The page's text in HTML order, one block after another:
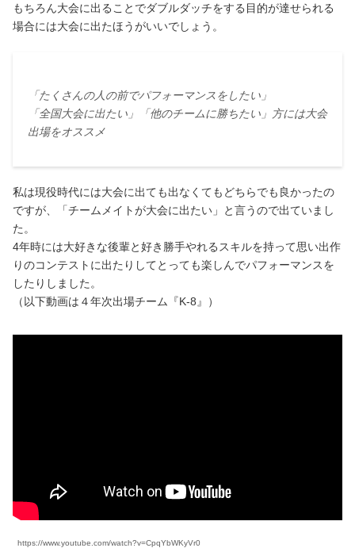
もちろん大会に出ることでダブルダッチをする目的が達せられる
場合には大会に出たほうがいいでしょう。
「たくさんの人の前でパフォーマンスをしたい」
「全国大会に出たい」「他のチームに勝ちたい」方には大会
出場をオススメ
私は現役時代には大会に出ても出なくてもどちらでも良かったの
ですが、「チームメイトが大会に出たい」と言うので出ていまし
た。
4年時には大好きな後輩と好き勝手やれるスキルを持って思い出作
りのコンテストに出たりしてとっても楽しんでパフォーマンスを
したりしました。
（以下動画は４年次出場チーム『K-8』）
https://www.youtube.com/watch?v=CpqYbWKyVr0